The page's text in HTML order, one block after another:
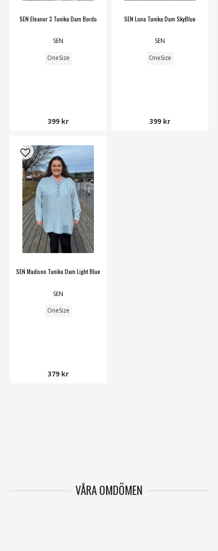
SEN Eleanor 3 Tunika Dam Bordo
SEN
OneSize
399 kr
SEN Luna Tunika Dam SkyBlue
SEN
OneSize
399 kr
SEN Madison Tunika Dam Light Blue
SEN
OneSize
379 kr
VÅRA OMDÖMEN